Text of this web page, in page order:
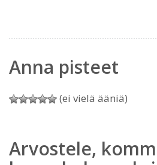
Anna pisteet
(ei vielä ääniä)
Arvostele,